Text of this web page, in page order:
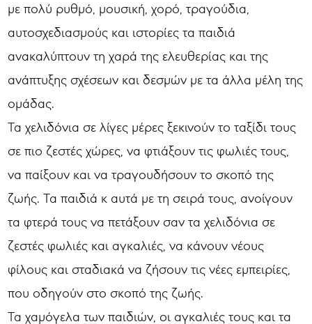
με πολύ ρυθμό, μουσική, χορό, τραγούδια,
αυτοσχεδιασμούς και ιστορίες τα παιδιά
ανακαλύπτουν τη χαρά της ελευθερίας και της
ανάπτυξης σχέσεων και δεσμών με τα άλλα μέλη της
ομάδας.
Τα χελιδόνια σε λίγες μέρες ξεκινούν το ταξίδι τους
σε πιο ζεστές χώρες, να φτιάξουν τις φωλιές τους,
να παίξουν και να τραγουδήσουν το σκοπό της
ζωής. Τα παιδιά κ αυτά με τη σειρά τους, ανοίγουν
τα φτερά τους να πετάξουν σαν τα χελιδόνια σε
ζεστές φωλιές και αγκαλιές, να κάνουν νέους
φίλους και σταδιακά να ζήσουν τις νέες εμπειρίες,
που οδηγούν στο σκοπό της ζωής.
Τα χαμόγελα των παιδιών, οι αγκαλιές τους και τα